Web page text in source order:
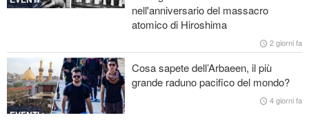
di Sicurezza non meritano attenzione
Araghchi ai Paesi vicini: È tempo di contare solo su noi stessi e di
abbracciare la vera fratellanza
Licenziati due alti funzionari del Mossad per il fallimento nelle
operazioni contro l'Iran
nell'anniversario del massacro
atomico di Hiroshima
2 giorni fa
EVENTI
Cosa sapete dell’Arbaeen, il più
grande raduno pacifico del mondo?
4 giorni fa